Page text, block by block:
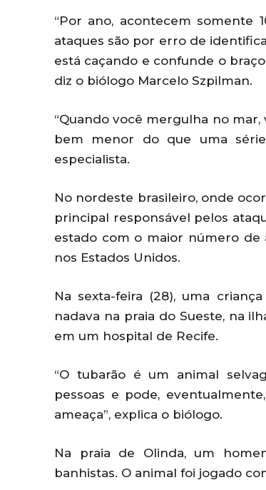
“Por ano, acontecem somente
ataques são por erro de
está caçando e confunde o
diz o biólogo Marcelo Szpilman.
“Quando você mergulha no
bem menor do que uma
especialista.
No nordeste brasileiro, onde
principal responsável pelos
estado com o maior número de
nos Estados Unidos.
Na sexta-feira (28), uma
nadava na praia do Sueste, na
em um hospital de Recife.
“O tubarão é um animal
pessoas e pode,
ameaça”, explica o biólogo.
Na praia de Olinda, um
banhistas. O animal foi jogado